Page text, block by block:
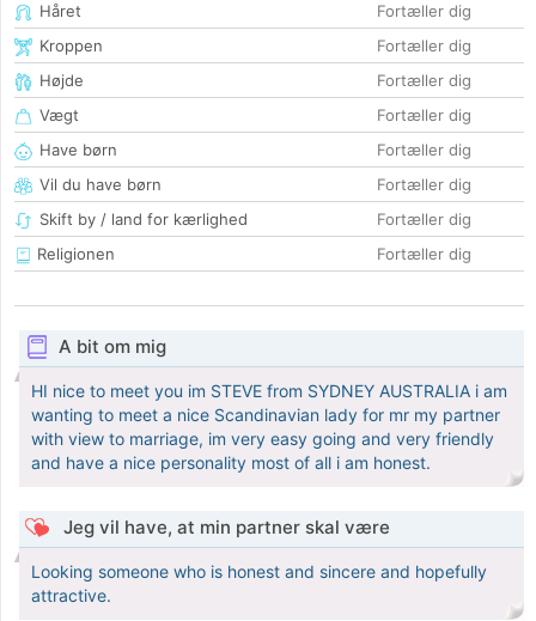
Håret
Fortæller dig
Kroppen
Fortæller dig
Højde
Fortæller dig
Vægt
Fortæller dig
Have børn
Fortæller dig
Vil du have børn
Fortæller dig
Skift by / land for kærlighed
Fortæller dig
Religionen
Fortæller dig
A bit om mig
HI nice to meet you im STEVE from SYDNEY AUSTRALIA i am
wanting to meet a nice Scandinavian lady for mr my partner
with view to marriage, im very easy going and very friendly
and have a nice personality most of all i am honest.
Jeg vil have, at min partner skal være
Looking someone who is honest and sincere and hopefully
attractive.